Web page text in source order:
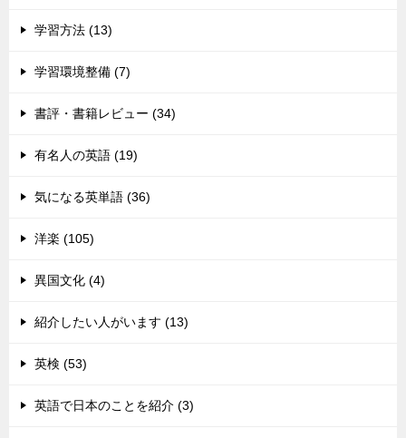
学習方法 (13)
学習環境整備 (7)
書評・書籍レビュー (34)
有名人の英語 (19)
気になる英単語 (36)
洋楽 (105)
異国文化 (4)
紹介したい人がいます (13)
英検 (53)
英語で日本のことを紹介 (3)